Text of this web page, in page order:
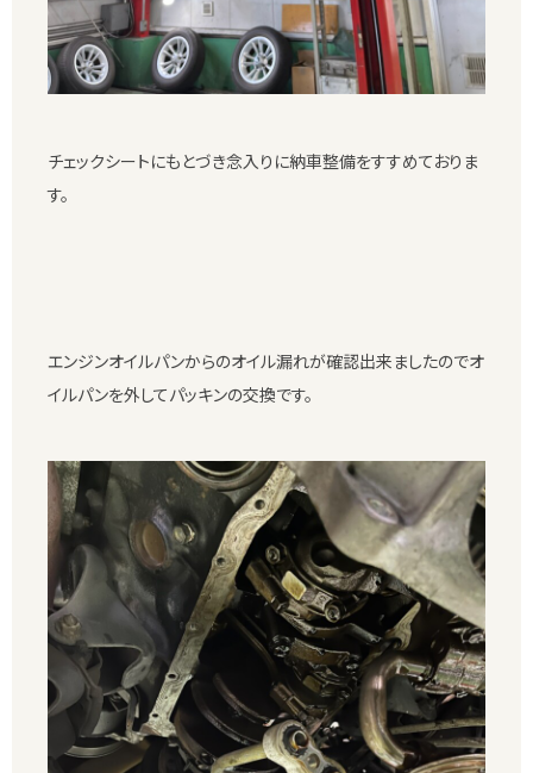
チェックシートにもとづき念入りに納車整備をすすめておりま
す。
エンジンオイルパンからのオイル漏れが確認出来ましたのでオ
イルパンを外してパッキンの交換です。